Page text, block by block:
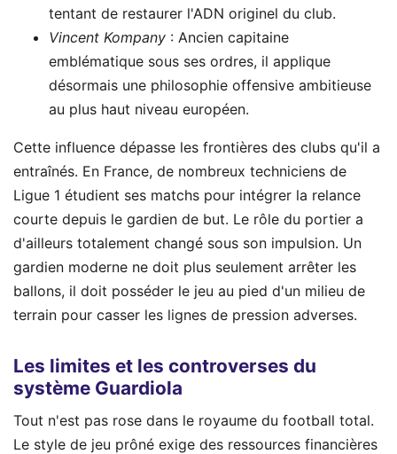
tentant de restaurer l'ADN originel du club.
Vincent Kompany : Ancien capitaine
emblématique sous ses ordres, il applique
désormais une philosophie offensive ambitieuse
au plus haut niveau européen.
Cette influence dépasse les frontières des clubs qu'il a
entraînés. En France, de nombreux techniciens de
Ligue 1 étudient ses matchs pour intégrer la relance
courte depuis le gardien de but. Le rôle du portier a
d'ailleurs totalement changé sous son impulsion. Un
gardien moderne ne doit plus seulement arrêter les
ballons, il doit posséder le jeu au pied d'un milieu de
terrain pour casser les lignes de pression adverses.
Les limites et les controverses du
système Guardiola
Tout n'est pas rose dans le royaume du football total.
Le style de jeu prôné exige des ressources financières